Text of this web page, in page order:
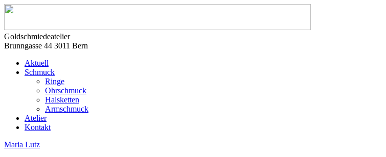
Goldschmiedeatelier
Brunngasse 44 3011 Bern
Aktuell
Schmuck
Ringe
Ohrschmuck
Halsketten
Armschmuck
Atelier
Kontakt
Maria Lutz